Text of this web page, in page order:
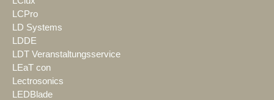
LCPro
LD Systems
LDDE
LDT Veranstaltungsservice
LEaT con
Lectrosonics
LEDBlade